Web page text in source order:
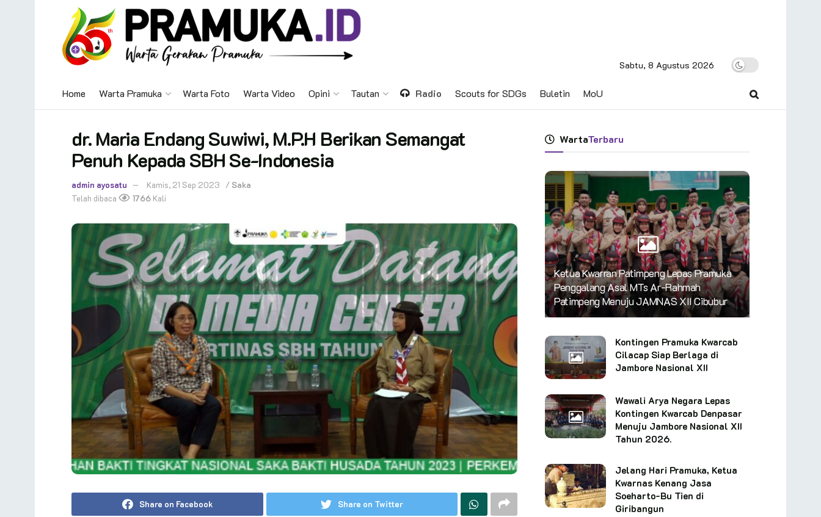
Sabtu, 8 Agustus 2026
Home Warta Pramuka Warta Foto Warta Video Opini Tautan Radio Scouts for SDGs Buletin MoU
dr. Maria Endang Suwiwi, M.P.H Berikan Semangat
Penuh Kepada SBH Se-Indonesia
admin ayosatu Kamis, 21 Sep 2023 / Saka
Telah dibaca
1766 Kali
Share on Facebook Share on Twitter
WartaTerbaru
Ketua Kwarran Patimpeng Lepas Pramuka
Penggalang Asal MTs Ar-Rahmah
Patimpeng Menuju JAMNAS XII Cibubur
Kontingen Pramuka Kwarcab
Cilacap Siap Berlaga di
Jambore Nasional XII
Wawali Arya Negara Lepas
Kontingen Kwarcab Denpasar
Menuju Jambore Nasional XII
Tahun 2026.
Jelang Hari Pramuka, Ketua
Kwarnas Kenang Jasa
Soeharto-Bu Tien di
Giribangun